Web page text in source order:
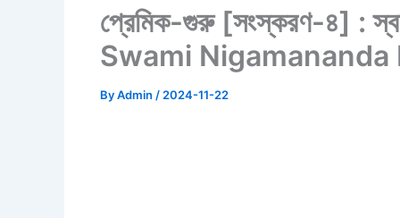
প্রেমিক-গুরু [সংস্করণ-৪] :
Swami Nigamananda
ByAdmin / 2024-11-22